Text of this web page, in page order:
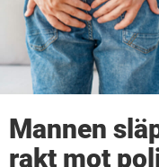
Mannen
rakt mot